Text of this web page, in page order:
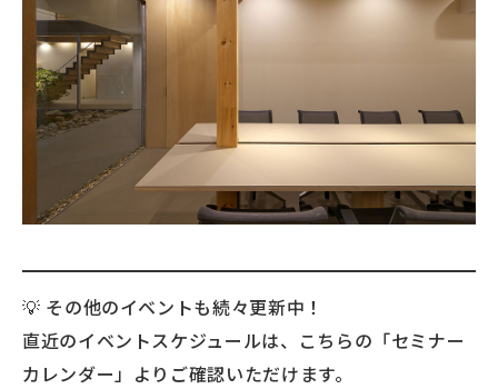
💡 その他のイベントも続々更新中！
直近のイベントスケジュールは、こちらの「セミナー
カレンダー」よりご確認いただけます。